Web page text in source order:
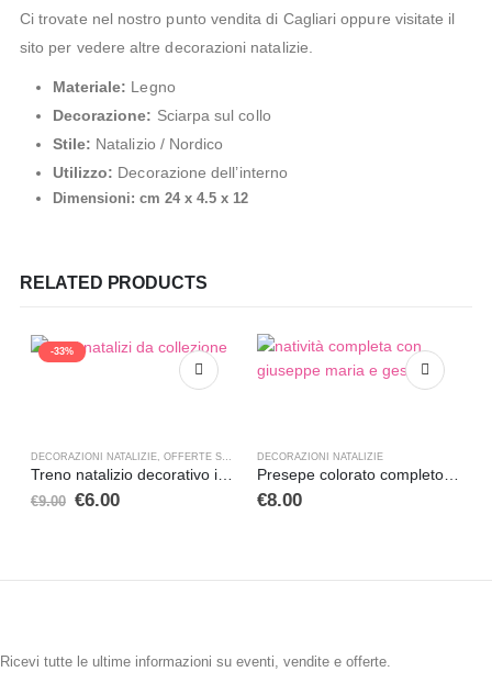
Ci trovate nel nostro punto vendita di Cagliari oppure visitate il
sito per vedere altre decorazioni natalizie.
Materiale: Legno
Decorazione: Sciarpa sul collo
Stile: Natalizio / Nordico
Utilizzo: Decorazione dell’interno
Dimensioni: cm 24 x 4.5 x 12
RELATED PRODUCTS
-33%
DECORAZIONI NATALIZIE, OFFERTE SPECIALI ,OGGETTISTICA
Treno natalizio decorativo in legno
€9.00 €6.00
DECORAZIONI NATALIZIE
€8.00
Ricevi tutte le ultime informazioni su eventi, vendite e offerte.